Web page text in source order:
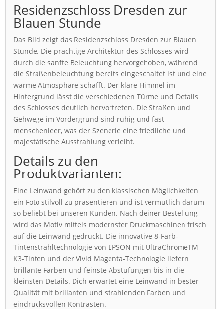
Residenzschloss Dresden zur
Blauen Stunde
Das Bild zeigt das Residenzschloss Dresden zur Blauen
Stunde. Die prächtige Architektur des Schlosses wird
durch die sanfte Beleuchtung hervorgehoben, während
die Straßenbeleuchtung bereits eingeschaltet ist und eine
warme Atmosphäre schafft. Der klare Himmel im
Hintergrund lässt die verschiedenen Türme und Details
des Schlosses deutlich hervortreten. Die Straßen und
Gehwege im Vordergrund sind ruhig und fast
menschenleer, was der Szenerie eine friedliche und
majestätische Ausstrahlung verleiht.
Details zu den
Produktvarianten:
Eine Leinwand gehört zu den klassischen Möglichkeiten
ein Foto stilvoll zu präsentieren und ist vermutlich darum
so beliebt bei unseren Kunden. Nach deiner Bestellung
wird das Motiv mittels modernster Druckmaschinen frisch
auf die Leinwand gedruckt. Die innovative 8-Farb-
Tintenstrahltechnologie von EPSON mit UltraChromeTM
K3-Tinten und der Vivid Magenta-Technologie liefern
brillante Farben und feinste Abstufungen bis in die
kleinsten Details. Dich erwartet eine Leinwand in bester
Qualität mit brillanten und strahlenden Farben und
eindrucksvollen Kontrasten.